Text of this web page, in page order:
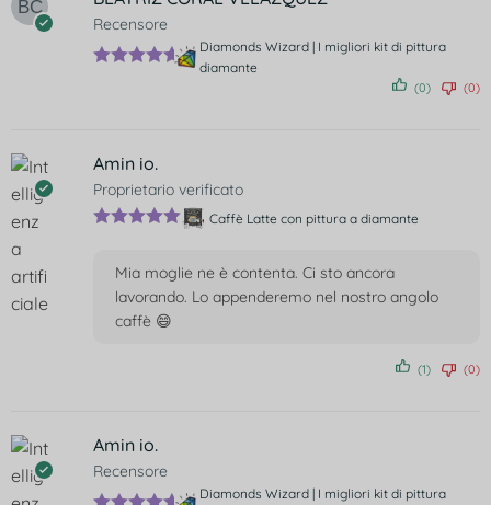
Recensore
Diamonds Wizard | I migliori kit di pittura
diamante
(0) (0)
Amin io.
Proprietario verificato
Caffè Latte con pittura a diamante
Mia moglie ne è contenta. Ci sto ancora
lavorando. Lo appenderemo nel nostro angolo
caffè 😄
(1) (0)
Amin io.
Recensore
Diamonds Wizard | I migliori kit di pittura